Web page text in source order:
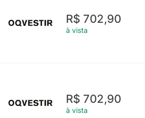
R$ 702,90
à vista
R$ 702,90
à vista